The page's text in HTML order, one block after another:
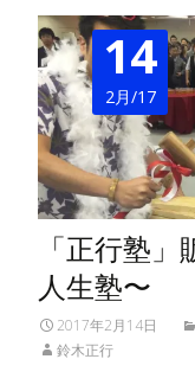
14
2月/17
「正行塾
人生塾〜
2017年2月14日
鈴木正行